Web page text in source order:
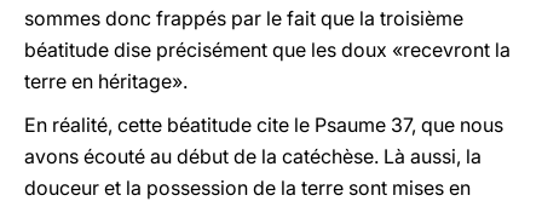
sommes donc frappés par le fait que la troisième
béatitude dise précisément que les doux «recevront la
terre en héritage».
En réalité, cette béatitude cite le Psaume 37, que nous
avons écouté au début de la catéchèse. Là aussi, la
douceur et la possession de la terre sont mises en